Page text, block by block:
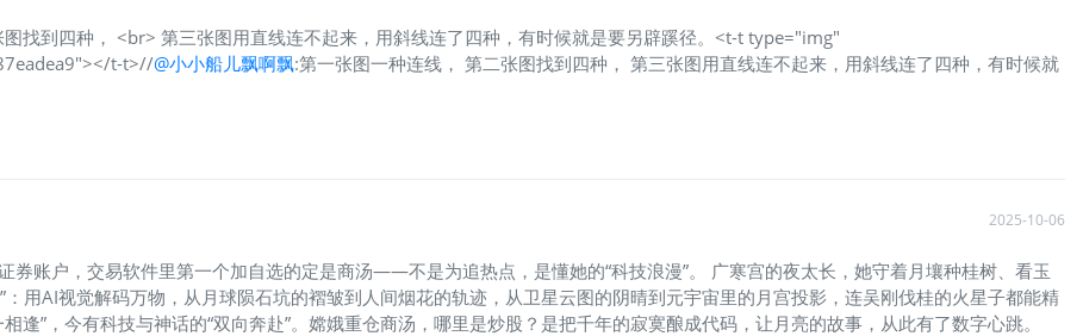
找到四种， <br> 第三张图用直线连不起来，用斜线连了四种，有时候就是要另辟蹊径。<t-t type="img"
t-t>//@小小船儿飘啊飘:第一张图一种连线， 第二张图找到四种， 第三张图用直线连不起来，用斜线连了四种，有时候就
2025-10-06
券账户，交易软件里第一个加自选的定是商汤——不是为追热点，是懂她的“科技浪漫”。 广寒宫的夜太长，她守着月壤种桂树、看玉
：用AI视觉解码万物，从月球陨石坑的褶皱到人间烟花的轨迹，从卫星云图的阴晴到元宇宙里的月宫投影，连吴刚伐桂的火星子都能精
”，今有科技与神话的“双向奔赴”。嫦娥重仓商汤，哪里是炒股？是把千年的寂寞酿成代码，让月亮的故事，从此有了数字心跳。